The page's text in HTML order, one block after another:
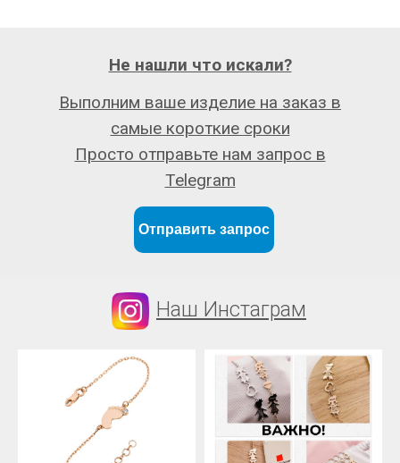
Отправить запрос
Выполним ваше изделие на заказ в
самые короткие сроки
Просто отправьте нам запрос в
Telegram
Не нашли что искали?
Наш Инстаграм